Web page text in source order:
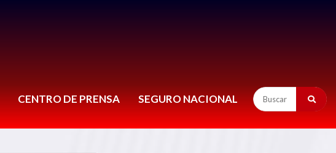
CENTRO DE PRENSA SEGURO NACIONAL